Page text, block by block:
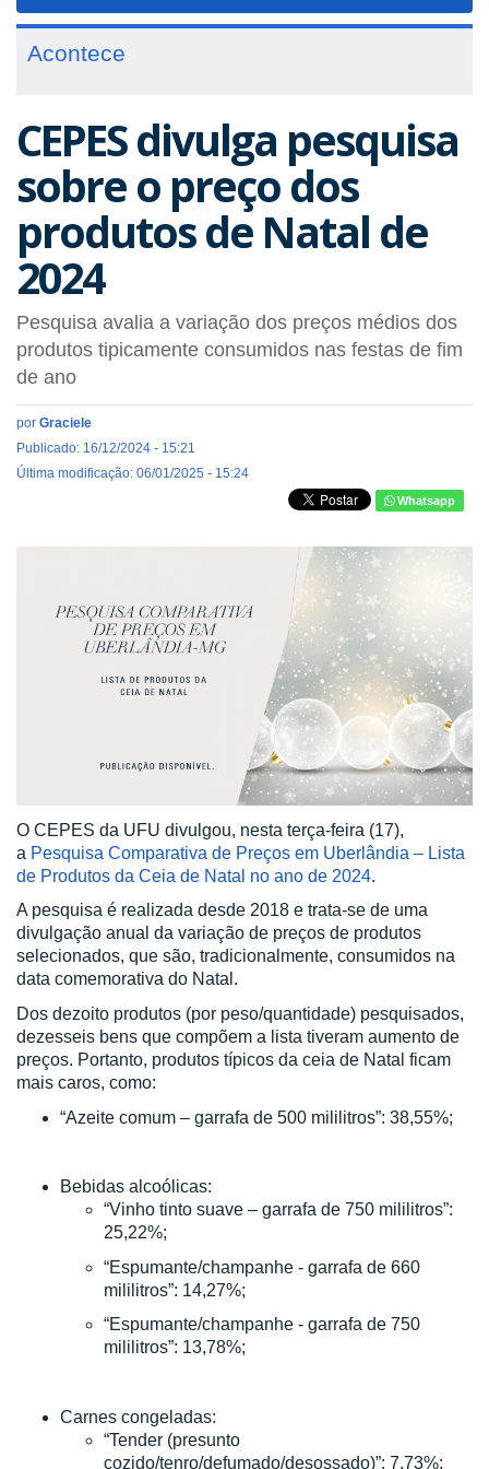
Acontece
CEPES divulga pesquisa
sobre o preço dos
produtos de Natal de
2024
Pesquisa avalia a variação dos preços médios dos
produtos tipicamente consumidos nas festas de fim
de ano
por Graciele
Publicado: 16/12/2024 - 15:21
Última modificação: 06/01/2025 - 15:24
Whatsapp
O CEPES da UFU divulgou, nesta terça-feira (17),
a Pesquisa Comparativa de Preços em Uberlândia – Lista
de Produtos da Ceia de Natal no ano de 2024.
A pesquisa é realizada desde 2018 e trata-se de uma
divulgação anual da variação de preços de produtos
selecionados, que são, tradicionalmente, consumidos na
data comemorativa do Natal.
Dos dezoito produtos (por peso/quantidade) pesquisados,
dezesseis bens que compõem a lista tiveram aumento de
preços. Portanto, produtos típicos da ceia de Natal ficam
mais caros, como:
“Azeite comum – garrafa de 500 mililitros”: 38,55%;
Bebidas alcoólicas:
“Vinho tinto suave – garrafa de 750 mililitros”:
25,22%;
“Espumante/champanhe - garrafa de 660
mililitros”: 14,27%;
“Espumante/champanhe - garrafa de 750
mililitros”: 13,78%;
Carnes congeladas:
“Tender (presunto
cozido/tenro/defumado/desossado)”: 7,73%;